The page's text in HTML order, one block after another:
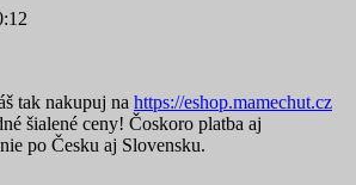
tak nakupuj na https://eshop.mamechut.cz
šialené ceny! Čoskoro platba aj
po Česku aj Slovensku.